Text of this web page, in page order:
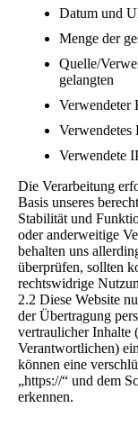
Datum und
Menge der
Quelle/
gelangten
Verwendeter
Verwendetes
Verwendete
Die Verarbeitung
Basis unseres
Stabilität und
oder anderweitige
behalten uns
überprüfen, sollten
rechtswidrige
2.2 Diese Website
der Übertragung
vertraulicher Inhalte
Verantwortlichen)
können eine
„https://“ und dem
erkennen.